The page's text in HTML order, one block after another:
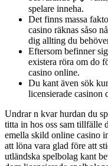
spelare inneha.
Det finns massa
casino räknas såso
dig allting du
Eftersom befinner
existera röra om do
casino online.
Du kant även sök
licensierade casinon
Undrar n kvar hurdan du
titta in hos oss sam tillfälle
emella skild online casino
att löna vara glad före att
utländska spelbolag kant